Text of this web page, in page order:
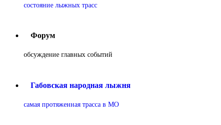
состояние лыжных трасс
Форум
обсуждение главных событий
Габовская народная лыжня
самая протяженная трасса в МО